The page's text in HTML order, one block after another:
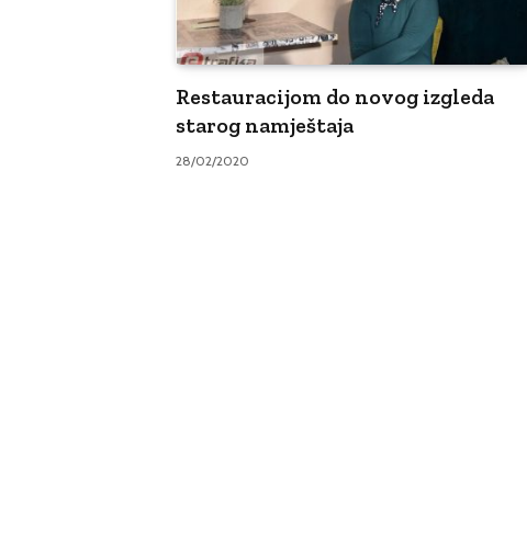
Restauracijom do novog izgleda
starog namještaja
28/02/2020